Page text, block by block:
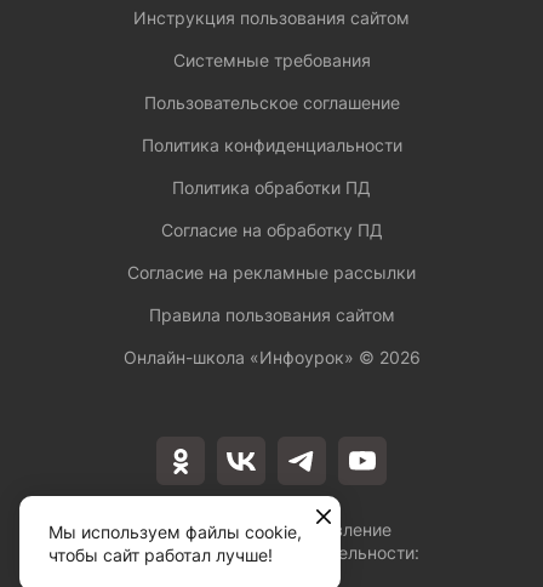
Лицензия на осуществление
образовательной деятельности:
Инструкция пользования сайтом
Системные требования
Пользовательское соглашение
Политика конфиденциальности
Политика обработки ПД
Согласие на обработку ПД
Согласие на рекламные рассылки
Правила пользования сайтом
Онлайн-школа «Инфоурок» © 2026
Мы используем файлы cookie,
чтобы сайт работал лучше!